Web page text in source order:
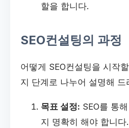
할을 합니다.
SEO컨설팅의 과정
어떻게 SEO컨설팅을 시작
지 단계로 나누어 설명해 드
목표 설정: SEO를 통
지 명확히 해야 합니